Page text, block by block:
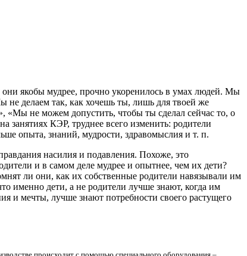
они якобы мудрее, прочно укоренилось в умах людей. Мы
не делаем так, как хочешь ты, лишь для твоей же
не можем допустить, чтобы ты сделал сейчас то, о
занятиях КЭР, труднее всего изменить: родители
опыта, знаний, мудрости, здравомыслия и т. п.
насилия и подавления. Похоже, это
и в самом деле мудрее и опытнее, чем их дети?
ли они, как их собственные родители навязывали им
именно дети, а не родители лучше знают, когда им
и мечты, лучше знают потребности своего растущего